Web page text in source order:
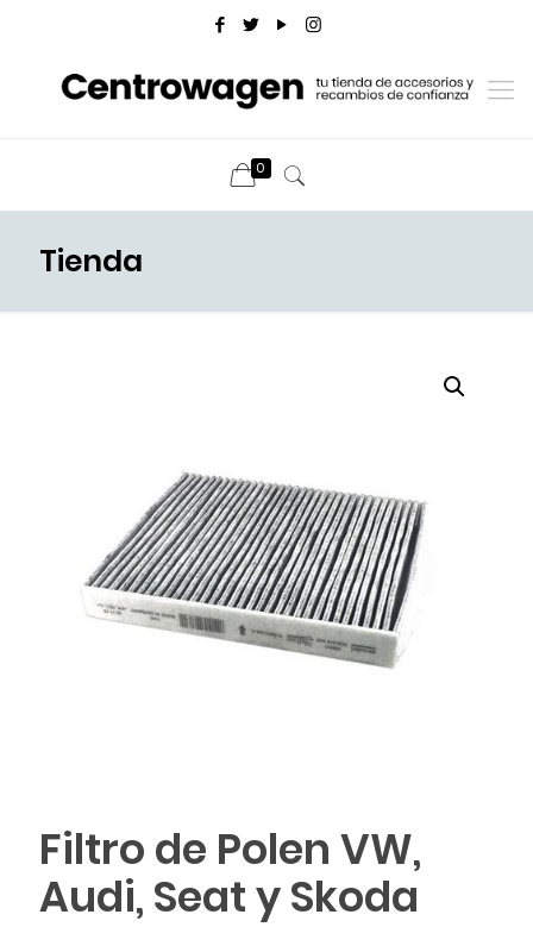
0
Tienda
Filtro de Polen VW,
Audi, Seat y Skoda